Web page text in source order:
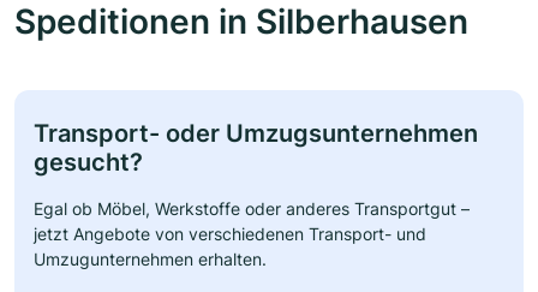
Speditionen in Silberhausen
Transport- oder Umzugsunternehmen
gesucht?
Egal ob Möbel, Werkstoffe oder anderes Transportgut –
jetzt Angebote von verschiedenen Transport- und
Umzugunternehmen erhalten.